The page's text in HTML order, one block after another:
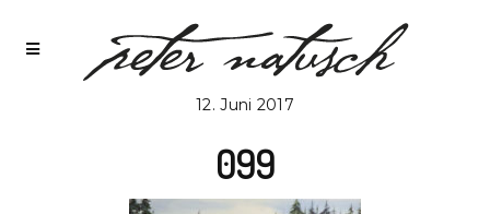
12. Juni 2017
099